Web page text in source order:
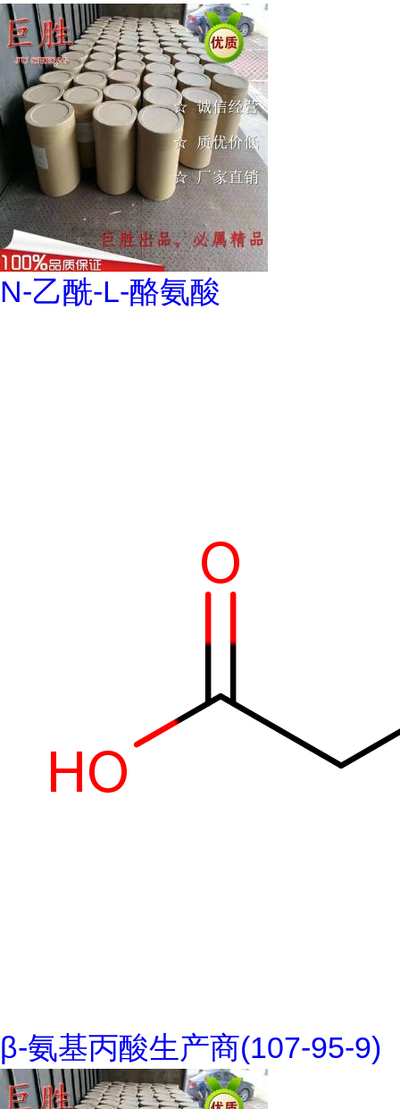
N-乙酰-L-酪氨酸
β-氨基丙酸生产商(107-95-9)